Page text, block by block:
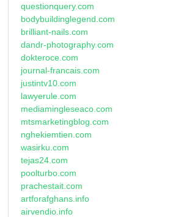
questionquery.com
bodybuildinglegend.com
brilliant-nails.com
dandr-photography.com
dokteroce.com
journal-francais.com
justintv10.com
lawyerule.com
mediamingleseaco.com
mtsmarketingblog.com
nghekiemtien.com
wasirku.com
tejas24.com
poolturbo.com
prachestait.com
artforafghans.info
airvendio.info